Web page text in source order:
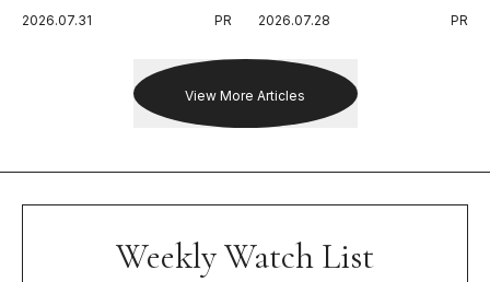
出した新機軸。
2026.07.31 PR
戦を夢見るランナーたちの奮闘
2026.07.28 PR
View More Articles
Weekly Watch List